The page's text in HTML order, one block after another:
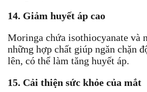
14. Giảm huyết áp cao
Moringa chứa isothiocyanate và
những hợp chất giúp ngăn chặn
lên, có thể làm tăng huyết áp.
15. Cải thiện sức khỏe của mắt